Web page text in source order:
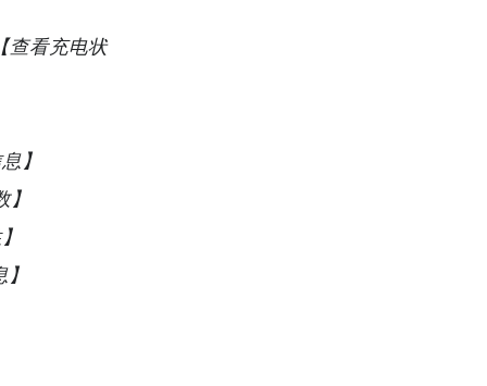
查看充电状
】